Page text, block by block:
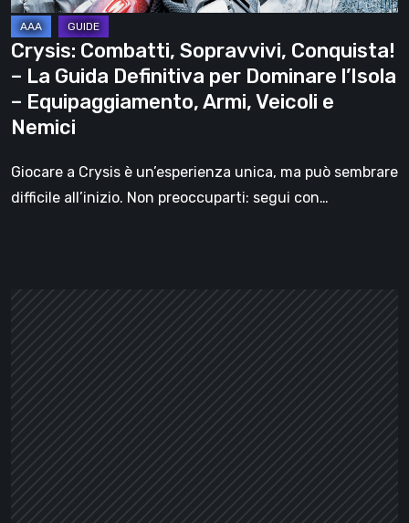
per
Dominare
l’Isola
Equipaggiamento,
Armi,
Veicoli
e
Crysis: Combatti, Sopravvivi, Conquista!
– La Guida Definitiva per Dominare l’Isola
– Equipaggiamento, Armi, Veicoli e
Nemici
Giocare a Crysis è un’esperienza unica, ma può sembrare
difficile all’inizio. Non preoccuparti: segui con…